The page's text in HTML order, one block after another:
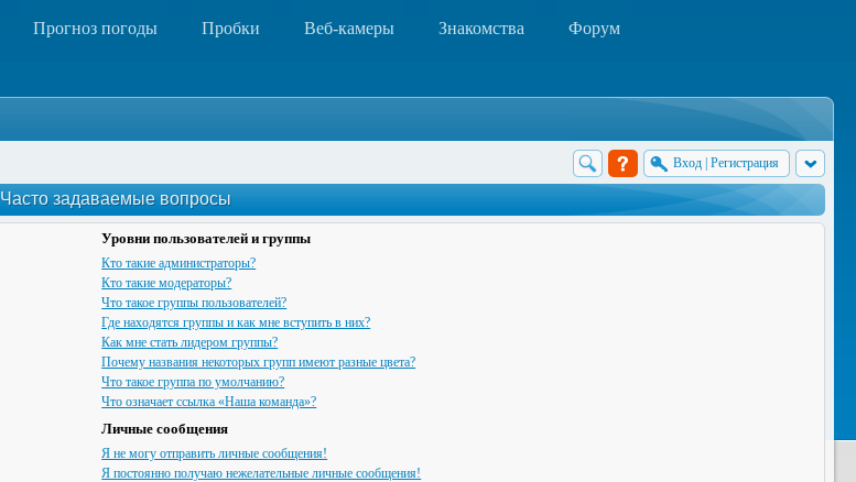
Прогноз погоды Пробки Веб-камеры Знакомства Форум
Вход Регистрация
Часто задаваемые вопросы
Уровни пользователей и группы
Кто такие администраторы?
Кто такие модераторы?
Что такое группы пользователей?
Где находятся группы и как мне вступить в них?
Как мне стать лидером группы?
Почему названия некоторых групп имеют разные цвета?
Что такое группа по умолчанию?
Что означает ссылка «Наша команда»?
Личные сообщения
Я не могу отправить личные сообщения!
Я постоянно получаю нежелательные личные сообщения!